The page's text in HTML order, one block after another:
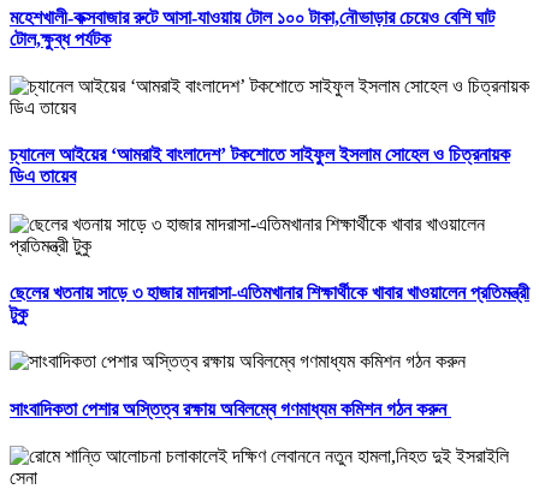
মহেশখালী-কক্সবাজার রুটে আসা-যাওয়ায় টোল ১০০ টাকা,নৌভাড়ার চেয়েও বেশি ঘাট
টোল,ক্ষুব্ধ পর্যটক
চ্যানেল আইয়ের ‘আমরাই বাংলাদেশ’ টকশোতে সাইফুল ইসলাম সোহেল ও চিত্রনায়ক
ডিএ তায়েব
ছেলের খতনায় সাড়ে ৩ হাজার মাদরাসা-এতিমখানার শিক্ষার্থীকে খাবার খাওয়ালেন প্রতিমন্ত্রী
টুকু
সাংবাদিকতা পেশার অস্তিত্ব রক্ষায় অবিলম্বে গণমাধ্যম কমিশন গঠন করুন ‎